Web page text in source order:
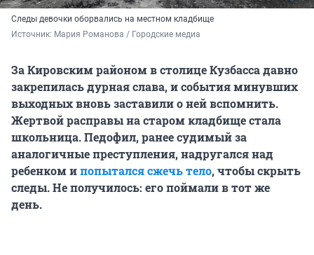
Следы девочки оборвались на местном кладбище
Источник: Мария Романова / Городские медиа
За Кировским районом в столице Кузбасса давно
закрепилась дурная слава, и события минувших
выходных вновь заставили о ней вспомнить.
Жертвой расправы на старом кладбище стала
школьница. Педофил, ранее судимый за
аналогичные преступления, надругался над
ребенком ипопытался сжечь тело, чтобы скрыть
следы. Не получилось: его поймали в тот же
день.